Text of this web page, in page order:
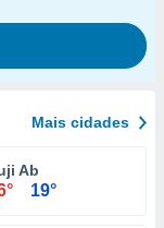
Mais cidades
Ab
19°